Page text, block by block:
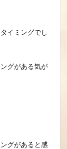
イミングでし
グがある気が
グがあると感